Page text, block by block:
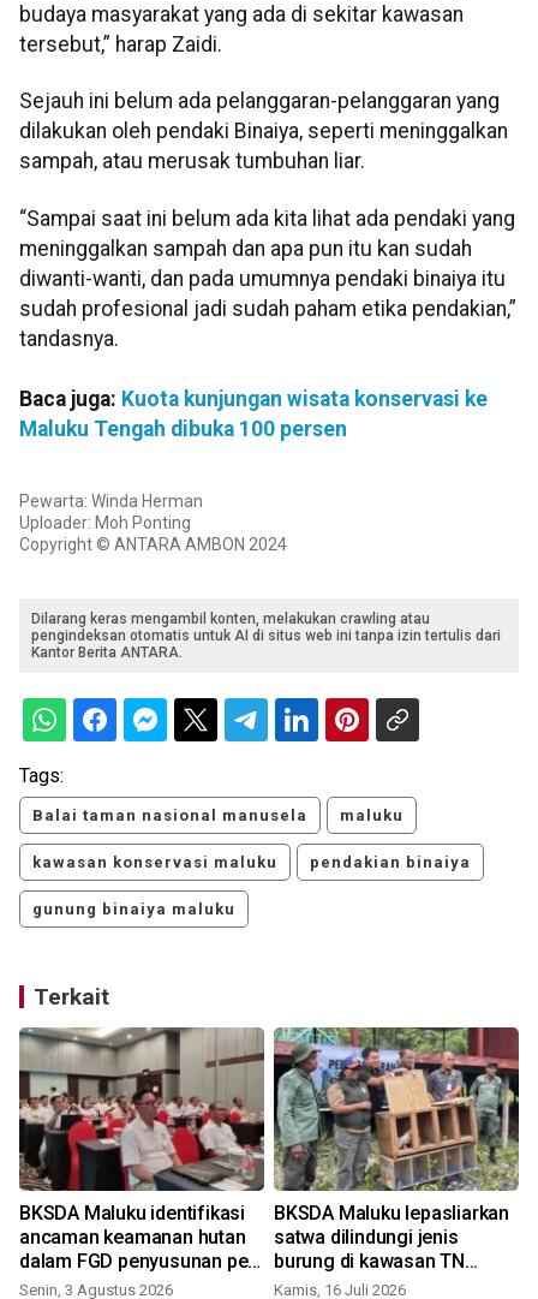
budaya masyarakat yang ada di sekitar kawasan
tersebut,” harap Zaidi.
Sejauh ini belum ada pelanggaran-pelanggaran yang
dilakukan oleh pendaki Binaiya, seperti meninggalkan
sampah, atau merusak tumbuhan liar.
“Sampai saat ini belum ada kita lihat ada pendaki yang
meninggalkan sampah dan apa pun itu kan sudah
diwanti-wanti, dan pada umumnya pendaki binaiya itu
sudah profesional jadi sudah paham etika pendakian,”
tandasnya.
Baca juga: Kuota kunjungan wisata konservasi ke
Maluku Tengah dibuka 100 persen
Pewarta: Winda Herman
Uploader: Moh Ponting
Copyright © ANTARA AMBON 2024
Dilarang keras mengambil konten, melakukan crawling atau
pengindeksan otomatis untuk AI di situs web ini tanpa izin tertulis dari
Kantor Berita ANTARA.
Tags:
Balai taman nasional manusela maluku
kawasan konservasi maluku pendakian binaiya
gunung binaiya maluku
Terkait
BKSDA Maluku identifikasi
ancaman keamanan hutan
dalam FGD penyusunan peta
kerawanan
Senin, 3 Agustus 2026
BKSDA Maluku lepasliarkan
satwa dilindungi jenis
burung di kawasan TN
Manusela
Kamis, 16 Juli 2026